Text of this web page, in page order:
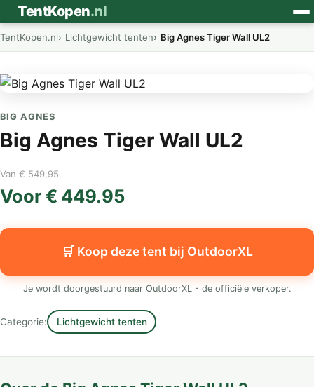
TentKopen.nl
TentKopen.nl Lichtgewicht tenten Big Agnes Tiger Wall UL2
BIG AGNES
Big Agnes Tiger Wall UL2
Van € 549,95
Voor € 449.95
🛒 Koop deze tent bij OutdoorXL
Je wordt doorgestuurd naar OutdoorXL - de officiële verkoper.
Categorie: Lichtgewicht tenten